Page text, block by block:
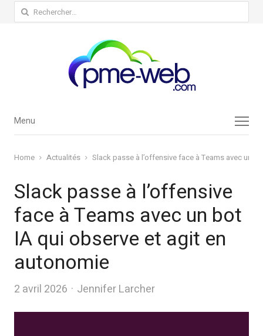
Rechercher :
Menu
Menu
Home Actualités Slack passe à l’offensive face à Teams avec un
Slack passe à l’offensive
face à Teams avec un bot
IA qui observe et agit en
autonomie
2 avril 2026 Author
Jennifer Larcher